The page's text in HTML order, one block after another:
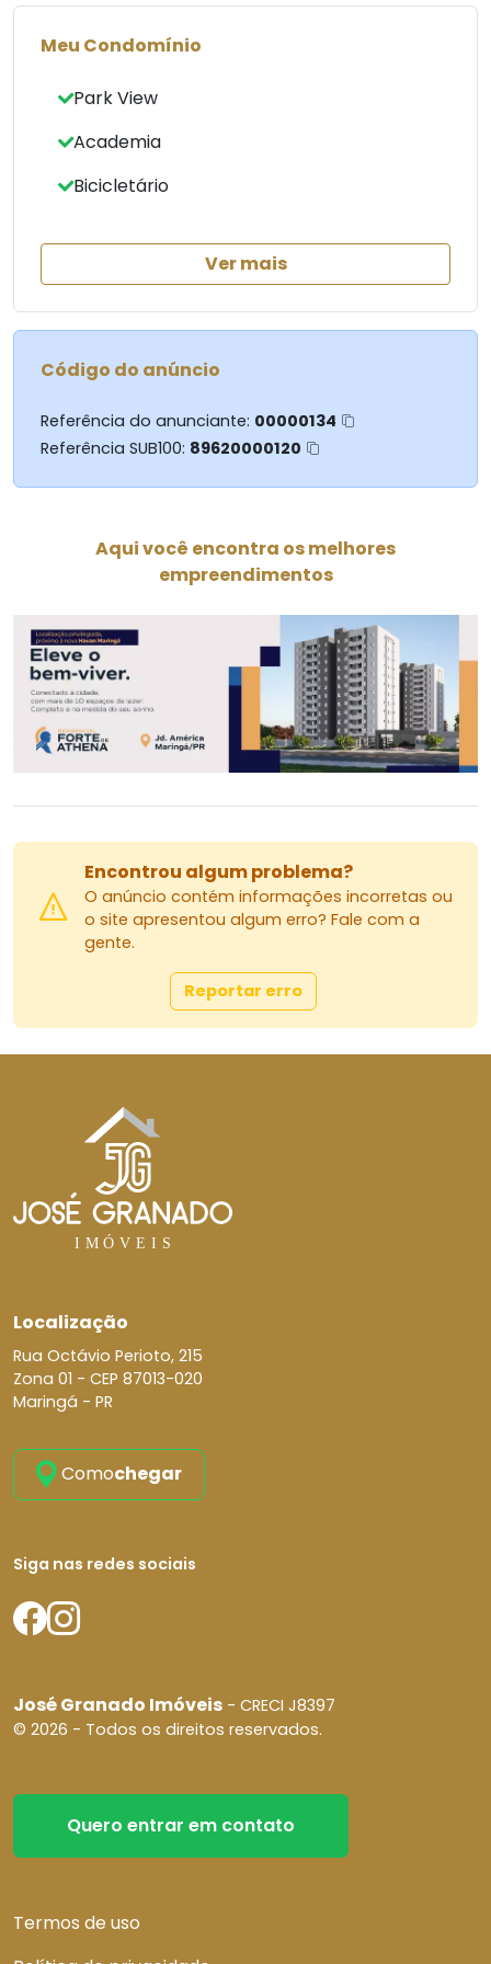
estado impecável para o novo proprietário.
para momentos de lazer e descontração.
imóvel de alto padrão em um dos bairros mais
Meu Condomínio
Park View
Academia
Bicicletário
Ver mais
Código do anúncio
Referência do anunciante: 00000134
Referência SUB100: 89620000120
Aqui você encontra os melhores
empreendimentos
Encontrou algum problema?
O anúncio contém informações incorretas ou
o site apresentou algum erro? Fale com a
gente.
Reportar erro
Localização
Rua Octávio Perioto, 215
Zona 01 - CEP 87013-020
Maringá - PR
Comochegar
Siga nas redes sociais
José Granado Imóveis - CRECI J8397
© 2026 - Todos os direitos reservados.
Quero entrar em contato
Termos de uso